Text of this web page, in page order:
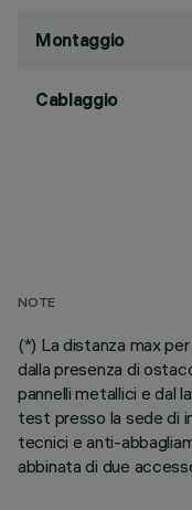
Montaggio
Cablaggio
NOTE
(*) La distanza max
dalla presenza di
pannelli metallici e dal
test presso la sede di
tecnici e anti-
abbinata di due